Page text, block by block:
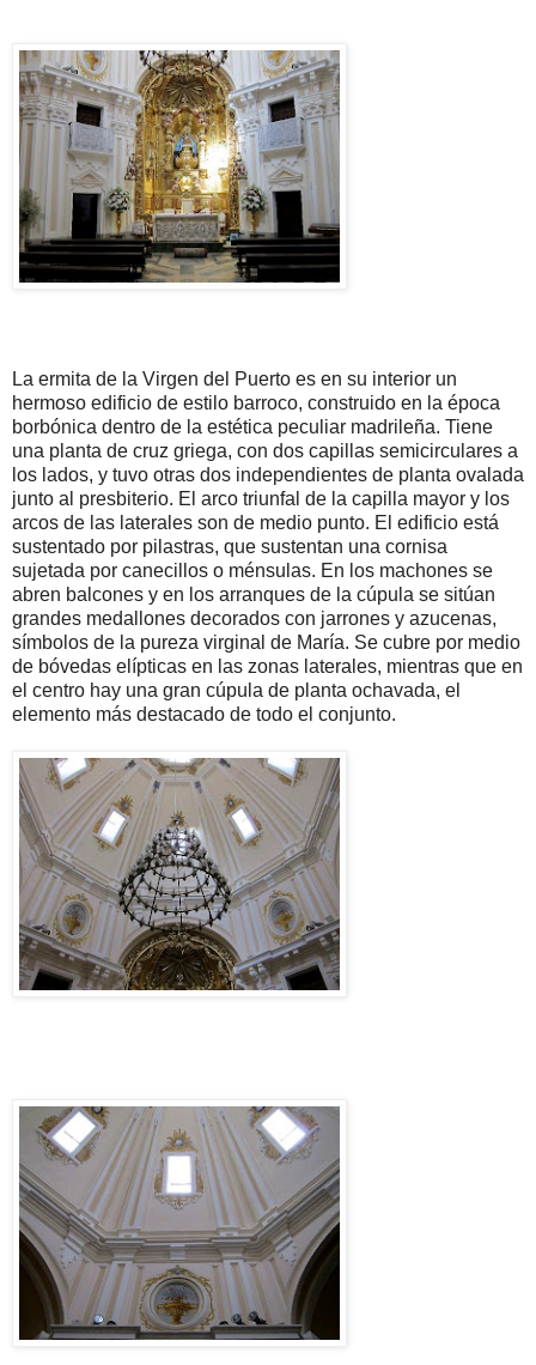
La ermita de la Virgen del Puerto es en su interior un
hermoso edificio de estilo barroco, construido en la época
borbónica dentro de la estética peculiar madrileña. Tiene
una planta de cruz griega, con dos capillas semicirculares a
los lados, y tuvo otras dos independientes de planta ovalada
junto al presbiterio. El arco triunfal de la capilla mayor y los
arcos de las laterales son de medio punto. El edificio está
sustentado por pilastras, que sustentan una cornisa
sujetada por canecillos o ménsulas. En los machones se
abren balcones y en los arranques de la cúpula se sitúan
grandes medallones decorados con jarrones y azucenas,
símbolos de la pureza virginal de María. Se cubre por medio
de bóvedas elípticas en las zonas laterales, mientras que en
el centro hay una gran cúpula de planta ochavada, el
elemento más destacado de todo el conjunto.